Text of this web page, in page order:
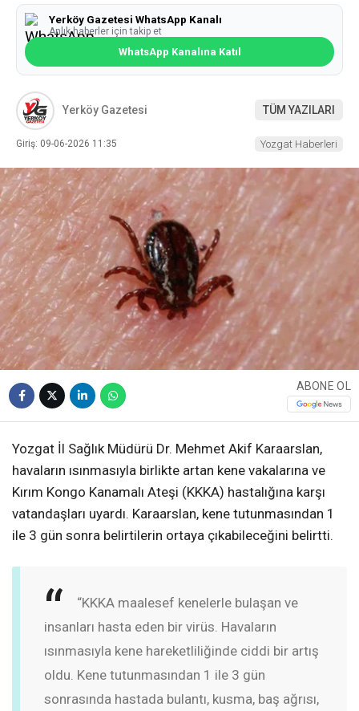
Yerköy Gazetesi WhatsApp Kanalı
Anlık haberler için takip et
WhatsApp Kanalına Katıl
Yerköy Gazetesi TÜM YAZILARI
Giriş: 09-06-2026 11:35 Yozgat Haberleri
ABONE OL
Yozgat İl Sağlık Müdürü Dr. Mehmet Akif Karaarslan,
havaların ısınmasıyla birlikte artan kene vakalarına ve
Kırım Kongo Kanamalı Ateşi (KKKA) hastalığına karşı
vatandaşları uyardı. Karaarslan, kene tutunmasından 1
ile 3 gün sonra belirtilerin ortaya çıkabileceğini belirtti.
“KKKA maalesef kenelerle bulaşan ve
insanları hasta eden bir virüs. Havaların
ısınmasıyla kene hareketliliğinde ciddi bir artış
oldu. Kene tutunmasından 1 ile 3 gün
sonrasında hastada bulantı, kusma, baş ağrısı,